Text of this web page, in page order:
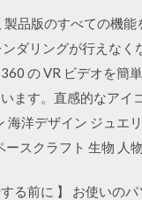
品版のすべての機
ダリングが行えな
の VR ビデオを
ます。直感的なアイ
海洋デザイン ジュ
ースクラフト 生物 人物
る前に 】 お使いの